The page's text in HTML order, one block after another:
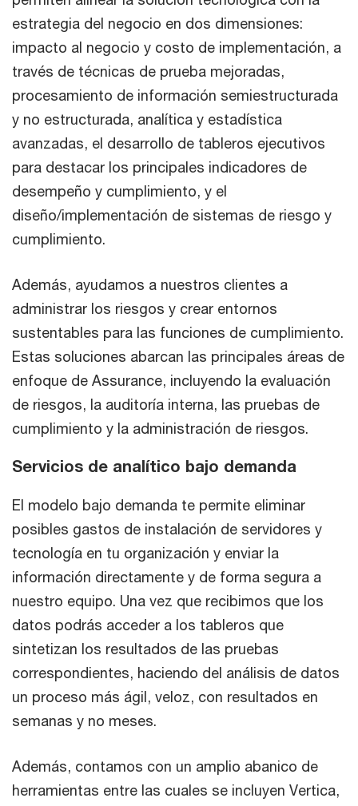
estrategia del negocio en dos dimensiones:
impacto al negocio y costo de implementación, a
través de técnicas de prueba mejoradas,
procesamiento de información semiestructurada
y no estructurada, analítica y estadística
avanzadas, el desarrollo de tableros ejecutivos
para destacar los principales indicadores de
desempeño y cumplimiento, y el
diseño/implementación de sistemas de riesgo y
cumplimiento.
Además, ayudamos a nuestros clientes a
administrar los riesgos y crear entornos
sustentables para las funciones de cumplimiento.
Estas soluciones abarcan las principales áreas de
enfoque de Assurance, incluyendo la evaluación
de riesgos, la auditoría interna, las pruebas de
cumplimiento y la administración de riesgos.
Servicios de analítico bajo demanda
El modelo bajo demanda te permite eliminar
posibles gastos de instalación de servidores y
tecnología en tu organización y enviar la
información directamente y de forma segura a
nuestro equipo. Una vez que recibimos que los
datos podrás acceder a los tableros que
sintetizan los resultados de las pruebas
correspondientes, haciendo del análisis de datos
un proceso más ágil, veloz, con resultados en
semanas y no meses.
Además, contamos con un amplio abanico de
herramientas entre las cuales se incluyen Vertica,